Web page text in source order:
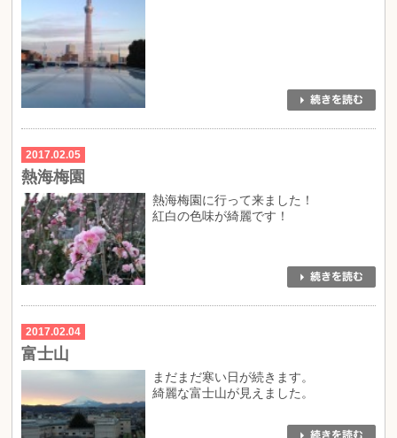
2017.02.05
熱海梅園
熱海梅園に行って来ました！
紅白の色味が綺麗です！
2017.02.04
富士山
まだまだ寒い日が続きます。
綺麗な富士山が見えました。